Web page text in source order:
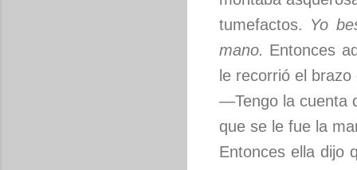
tumefactos. Yo
mano. Entonces
le recorrió el
—Tengo la cuenta
que se le fue la
Entonces ella dijo